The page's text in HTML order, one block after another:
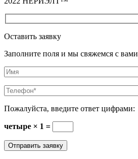
Оставить заявку
Заполните поля и мы свяжемся с вами
Пожалуйста, введите ответ цифрами:
четыре × 1 =